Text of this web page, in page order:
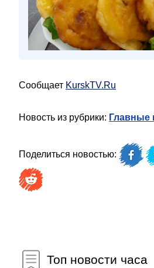
Сообщает KurskTV.Ru
Новость из рубрики: Главные
Поделиться новостью:
Топ новости часа